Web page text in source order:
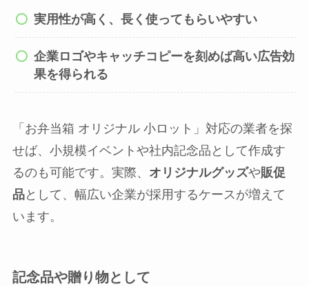
実用性が高く、長く使ってもらいやすい
企業ロゴやキャッチコピーを刻めば高い広告効
果を得られる
「お弁当箱 オリジナル 小ロット」対応の業者を探
せば、小規模イベントや社内記念品として作成す
るのも可能です。実際、 オリジナルグッズや販促
品として、幅広い企業が採用するケースが増えて
います。
記念品や贈り物として